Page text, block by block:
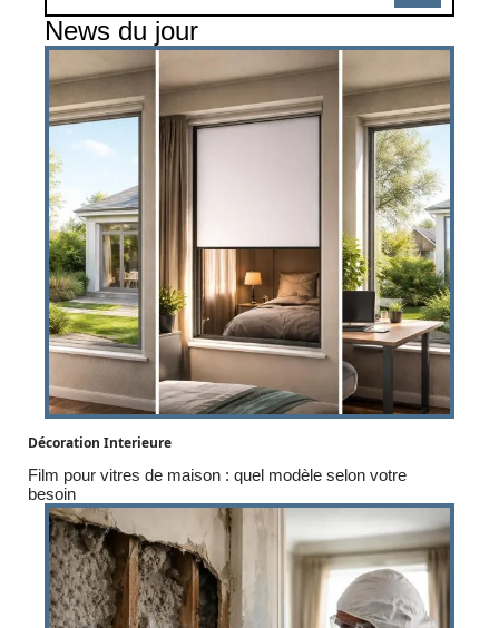
News du jour
Décoration Interieure
Film pour vitres de maison : quel modèle selon votre
besoin